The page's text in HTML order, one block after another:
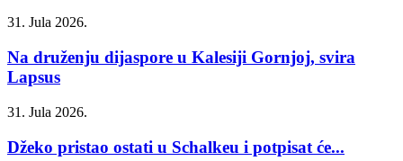
31. Jula 2026.
Na druženju dijaspore u Kalesiji Gornjoj, svira
Lapsus
31. Jula 2026.
Džeko pristao ostati u Schalkeu i potpisat će...